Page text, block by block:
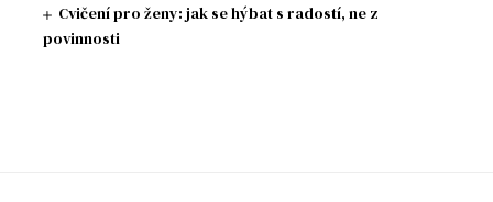
Cvičení pro ženy: jak se hýbat s radostí, ne z
povinnosti